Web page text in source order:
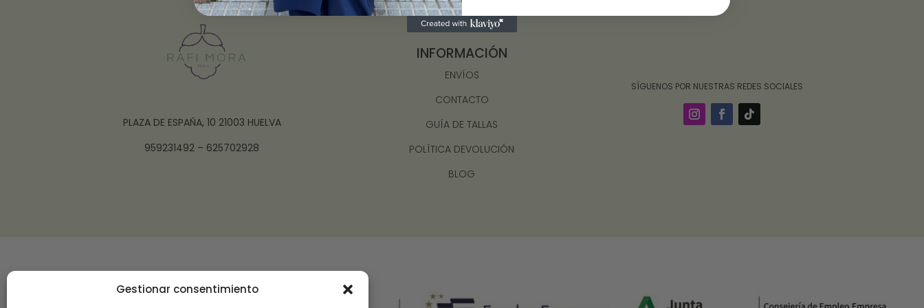
Gestionar consentimiento
PLAZA DE ESPAÑA, 10 21003 HUELVA
959231492 – 625702928
INFORMACIÓN
ENVÍOS
CONTACTO
GUÍA DE TALLAS
POLÍTICA DEVOLUCIÓN
BLOG
‎ ‎ ‎ ‎ ‎ ‎‎ ‎ SÍGUENOS POR NUESTRAS REDES SOCIALES